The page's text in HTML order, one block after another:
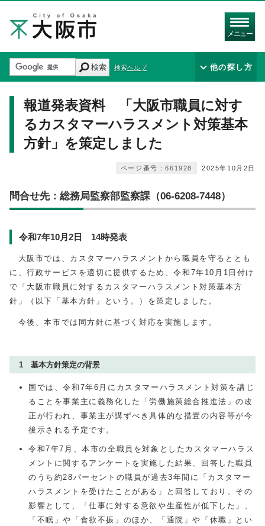
メニュー
検索 検索ヘルプ 他の探し方
報道発表資料 「大阪市職員に対す
るカスタマーハラスメント対策基本
方針」を策定しました
2025年10月2日
ページ番号：661928
問合せ先：総務局監察部監察課（06-6208-7448）
令和7年10月2日 14時発表
大阪市では、カスタマーハラスメントから職員を守るととも
に、行政サービスを適切に提供するため、令和7年10月1日付け
で「大阪市職員に対するカスタマーハラスメント対策基本方
針」（以下「基本方針」という。）を策定しました。
今後、本市では同方針に基づく対応を実施します。
1 基本方針策定の背景
国では、令和7年6月にカスタマーハラスメント対策を講じ
ることを事業主に義務化した「労働施策総合推進法」の改
正が行われ、事業主が講ずべき具体的な措置の内容等が今
後示される予定です。
令和7年7月、本市の全職員を対象としたカスタマーハラス
メントに関するアンケートを実施した結果、回答した職員
のうち約28パーセントの職員が過去3年間に「カスタマー
ハラスメントを受けたことがある」と回答しており、その
影響として、「仕事に対する意欲や生産性が低下した」、
「不眠」や「食欲不振」のほか、「通院」や「休職」とい